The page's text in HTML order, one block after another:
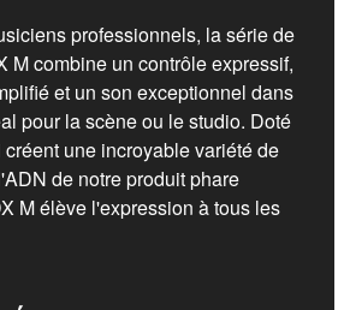
professionnels, la série de
M combine un contrôle expressif,
et un son exceptionnel dans
pour la scène ou le studio. Doté
une incroyable variété de
de notre produit phare
M élève l'expression à tous les